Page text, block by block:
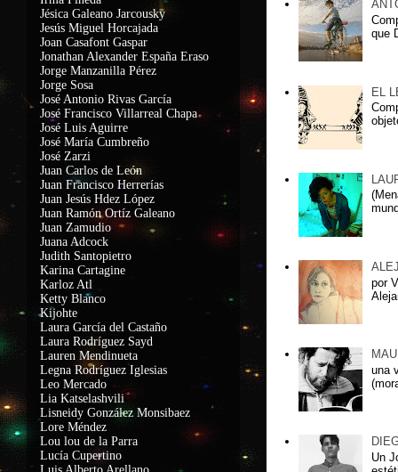
que
EL
por
una
Un
Jésica Galeano Jarcousky
Jesús Miguel Horcajada
Joan Casafont Gaspar
Jonathan Alexander España Eraso
Jorge Manzanilla Pérez
Jorge Sosa
José Antonio Rivas García
José Francisco Villarreal Chapa
José Luis Aguirre
José María Cumbreño
José Zarzi
Juan Carlos de León
Juan Francisco Herrerías
Juan Jesús Hdez López
Juan Ramón Ortíz Galeano
Juan Zamudio
Juana Adcock
Judith Santopietro
Karina Cartagine
Karloz Atl
Ketty Blanco
Kijohte
Laura García del Castaño
Laura Rodríguez Sayd
Lauren Mendinueta
Legna Rodríguez Iglesias
Leo Mercado
Lia Katselashvili
Lisneidy González Monsibaez
Lore Méndez
Lou lou de la Parra
Lucía Cupertino